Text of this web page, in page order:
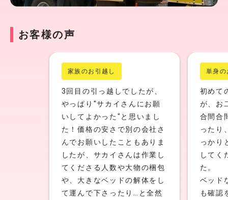
お客様の声
家族のお引越し
3回目の引っ越しでしたが、
やっぱり″サカイさんにお願
いしてよかった″と思いまし
た！価格の安さで別の会社さ
んでお願いしたこともありま
したが、サカイさんは作業し
てくださる人数や大物の梱包
や、大きなベッドの解体をし
て運んで下さったり…と全然
単身
初めて
が、お
合間合
ったり
っかり
してく
た。
ベッド
も確認